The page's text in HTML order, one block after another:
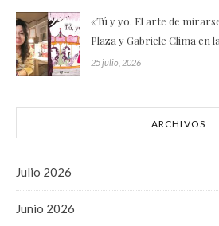
«Tú y yo. El arte de
Plaza y Gabriele Clima en
25 julio, 2026
ARCHIVOS
Julio 2026
Junio 2026